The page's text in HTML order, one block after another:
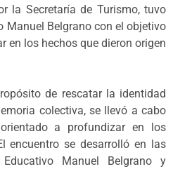
la Secretaría de Turismo, tuvo
Manuel Belgrano con el objetivo
en los hechos que dieron origen
de rescatar la identidad
colectiva, se llevó a cabo
a profundizar en los
encuentro se desarrolló en las
Manuel Belgrano y